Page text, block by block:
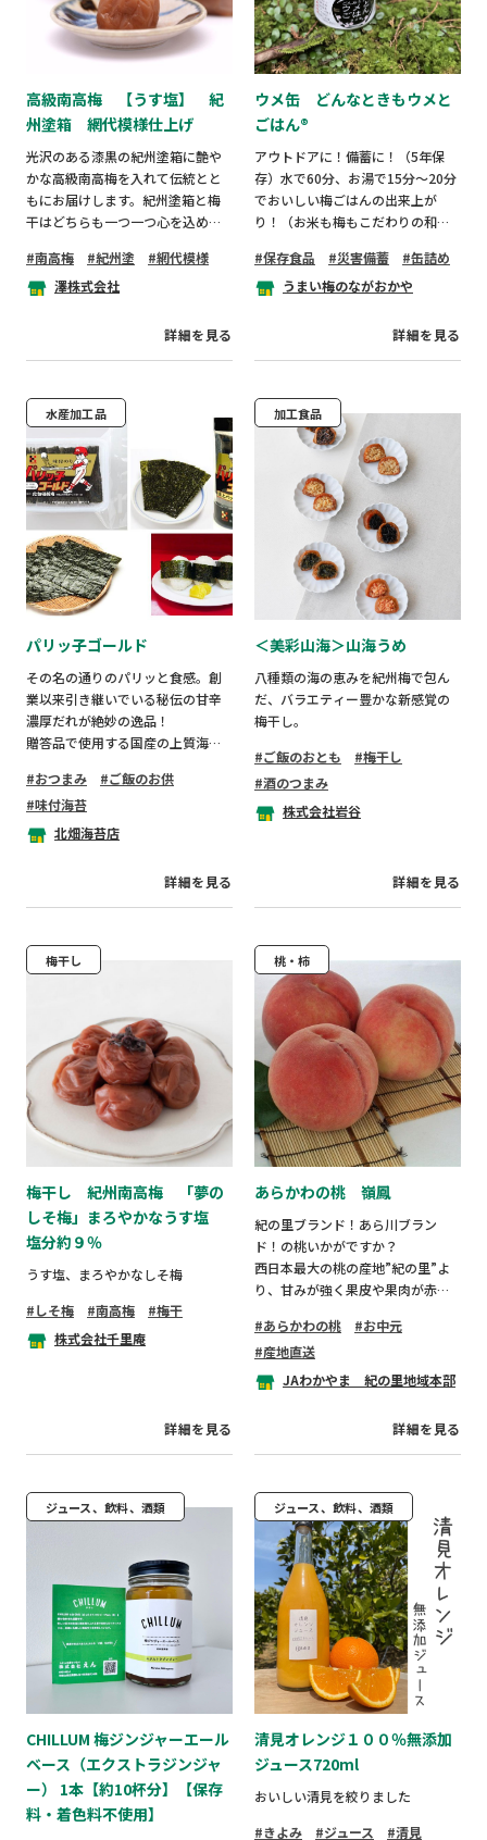
高級南高梅 【うす塩】 紀
州塗箱 網代模様仕上げ
光沢のある漆黒の紀州塗箱に艶や
かな高級南高梅を入れて伝統とと
もにお届けします。紀州塗箱と梅
干はどちらも一つ一つ心を込めて
南高梅 紀州塗
網代模様
澤株式会社
詳細を見る
ウメ缶 どんなときもウメと
ごはん®︎
アウトドアに！備蓄に！（5年保
存）水で60分、お湯で15分〜20分
でおいしい梅ごはんの出来上が
り！（お米も梅もこだわりの和歌
保存食品 災害備蓄
缶詰め
うまい梅のながおかや
詳細を見る
水産加工品
パリッ子ゴールド
その名の通りのパリッと食感。創
業以来引き継いでいる秘伝の甘辛
濃厚だれが絶妙の逸品！
贈答品で使用する国産の上質海苔
り・風味がたまらない。
一度食べたらもうやめられないパ
リッ子のプレミアム版です。
おつまみ
ご飯のお供
味付海苔
北畑海苔店
詳細を見る
加工食品
＜美彩山海＞山海うめ
八種類の海の恵みを紀州梅で包ん
だ、バラエティー豊かな新感覚の
梅干し。
ご飯のおとも
梅干し
酒のつまみ
株式会社岩谷
詳細を見る
梅干し
梅干し 紀州南高梅 「夢の
しそ梅」まろやかなうす塩
塩分約９％
うす塩、まろやかなしそ梅
しそ梅
南高梅
梅干
株式会社千里庵
詳細を見る
桃・柿
あらかわの桃 嶺鳳
紀の里ブランド！あら川ブラン
ド！の桃いかがですか？
西日本最大の桃の産地”紀の里”よ
り、甘みが強く果皮や果肉が赤く
けします。
あらかわの桃
お中元
産地直送
JAわかやま 紀の里地域本部
詳細を見る
ジュース、飲料、酒類
CHILLUM 梅ジンジャーエール
ベース（エクストラジンジャ
ー） 1本【約10杯分】【保存
料・着色料不使用】
ジュース、飲料、酒類
清見オレンジ１００％無添加
ジュース720ml
おいしい清見を絞りました
きよみ
ジュース 清見